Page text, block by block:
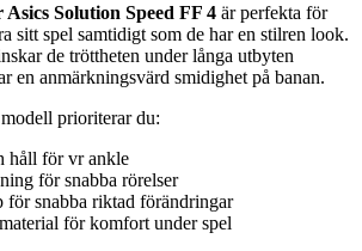
Asics Solution Speed FF 4 är perfekta för
sitt spel samtidigt som de har en stilren look.
de tröttheten under långa utbyten
en anmärkningsvärd smidighet på banan.
prioriterar du:
håll för vr ankle
för snabba rörelser
för snabba riktad förändringar
för komfort under spel